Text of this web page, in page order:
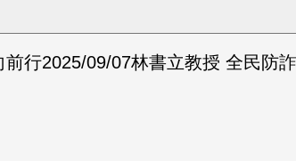
前行2025/09/07林書立教授 全民防